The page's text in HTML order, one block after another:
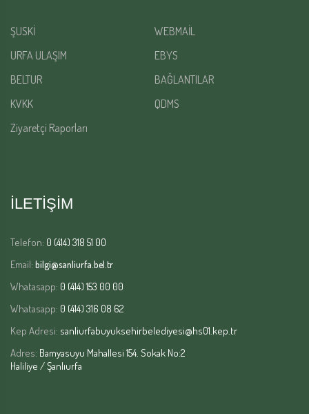
ŞUSKİ
WEBMAİL
URFA ULAŞIM
EBYS
BELTUR
BAĞLANTILAR
KVKK
QDMS
Ziyaretçi Raporları
İLETİŞİM
Telefon: 0 (414) 318 51 00
Email: bilgi@sanliurfa.bel.tr
Whatasapp: 0 (414) 153 00 00
Whatasapp: 0 (414) 316 08 62
Kep Adresi: sanliurfabuyuksehirbelediyesi@hs01.kep.tr
Adres: Bamyasuyu Mahallesi 154. Sokak No:2
Haliliye / Şanlıurfa